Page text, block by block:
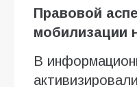
Правовой
мобилизации
В